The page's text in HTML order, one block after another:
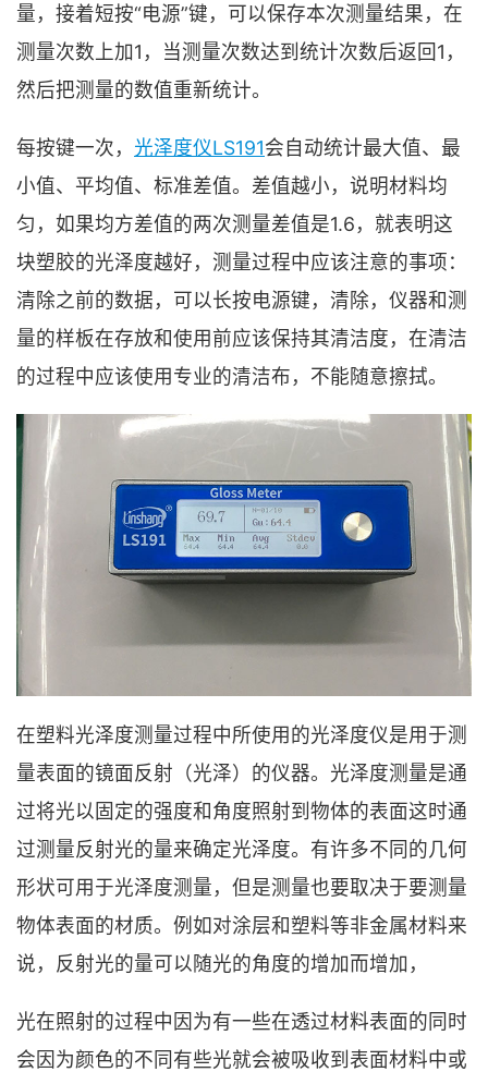
量，接着短按“电源”键，可以保存本次测量结果，在
测量次数上加1，当测量次数达到统计次数后返回1，
然后把测量的数值重新统计。
每按键一次， 光泽度仪LS191会自动统计最大值、最
小值、平均值、标准差值。差值越小，说明材料均
匀，如果均方差值的两次测量差值是1.6，就表明这
块塑胶的光泽度越好，测量过程中应该注意的事项：
清除之前的数据，可以长按电源键，清除，仪器和测
量的样板在存放和使用前应该保持其清洁度，在清洁
的过程中应该使用专业的清洁布，不能随意擦拭。
在塑料光泽度测量过程中所使用的光泽度仪是用于测
量表面的镜面反射（光泽）的仪器。光泽度测量是通
过将光以固定的强度和角度照射到物体的表面这时通
过测量反射光的量来确定光泽度。有许多不同的几何
形状可用于光泽度测量，但是测量也要取决于要测量
物体表面的材质。例如对涂层和塑料等非金属材料来
说，反射光的量可以随光的角度的增加而增加，
光在照射的过程中因为有一些在透过材料表面的同时
会因为颜色的不同有些光就会被吸收到表面材料中或